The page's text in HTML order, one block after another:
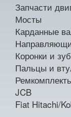
Запчасти
Мосты
Карданные
Коронки и
Пальцы и
JCB
Fiat Hitachi/